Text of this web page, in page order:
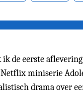
ik de eerste
miniserie
drama over